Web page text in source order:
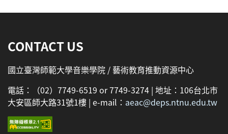
CONTACT US
國立臺灣師範大學音樂學院 / 藝術教育推動資源中心
電話：（02）7749-6519 or 7749-3274 | 地址：106台北市
大安區師大路31號1樓 | e-mail： aeac@deps.ntnu.edu.tw